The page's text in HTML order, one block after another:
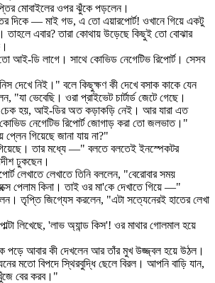
মোবাইলের ওপর ঝুঁকে পড়লেন।
দিকে — মাই গড, এ তো এয়ারপোর্ট! ওখানে গিয়ে একটু
তাহলে এবার? তারা কোথায় উড়েছে কিছুই তো বোঝার
আই-ডি লাগে। সাথে কোভিড নেগেটিভ রিপোর্ট। সেসব
দেখে নিই।" বলে কিছুক্ষণ কী দেখে বসাক কাকে যেন
ভেবেছি। ওরা প্রাইভেট চার্টার্ড জেটে গেছে।
চেক হয়, আই-ডির অত কড়াকড়ি নেই। আর যারা এত
কোভিড নেগেটিভ রিপোর্ট জোগাড় করা তো জলভাত।"
গিয়েছে জানা যায় না?"
তার মধ্যে —" বলতে বলতেই ইনস্পেকটর
ঢুকছেন।
লেখাতে লেখাতে তিনি বললেন, "বেরোবার সময়
পেলাম কিনা। তাই ওর মা'কে দেখাতে গিয়ে —"
তৃপ্তি জিগ্যেস করলেন, "এটা সত্যেনেরই হাতের লেখা
লিখেছে, 'লাভ অ্যান্ড কিস'! ওর মাথার গোলমাল হয়ে
পড়ে আবার কী দেখলেন আর তাঁর মুখ উজ্জ্বল হয়ে উঠল।
মতো বিপদে স্থিরবুদ্ধি ছেলে বিরল। আপনি বাড়ি যান,
বের করব।"